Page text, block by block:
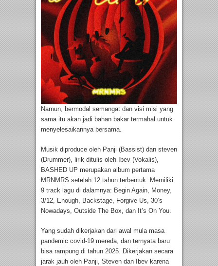
Namun, bermodal semangat dan visi misi yang
sama itu akan jadi bahan bakar termahal untuk
menyelesaikannya bersama.
Musik diproduce oleh Panji (Bassist) dan steven
(Drummer), lirik ditulis oleh Ibev (Vokalis),
BASHED UP merupakan album pertama
MRNMRS setelah 12 tahun terbentuk. Memiliki
9 track lagu di dalamnya: Begin Again, Money,
3/12, Enough, Backstage, Forgive Us, 30’s
Nowadays, Outside The Box, dan It’s On You.
Yang sudah dikerjakan dari awal mula masa
pandemic covid-19 mereda, dan ternyata baru
bisa rampung di tahun 2025. Dikerjakan secara
jarak jauh oleh Panji, Steven dan Ibev karena